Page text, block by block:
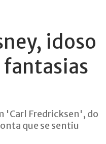
idoso
fantasias
'Carl Fredricksen', do
que se sentiu